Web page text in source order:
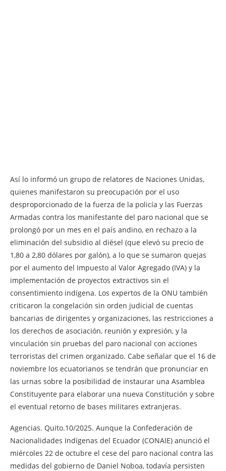
Así lo informó un grupo de relatores de Naciones Unidas,
quienes manifestaron su preocupación por el uso
desproporcionado de la fuerza de la policía y las Fuerzas
Armadas contra los manifestante del paro nacional que se
prolongó por un mes en el país andino, en rechazo a la
eliminación del subsidio al diésel (que elevó su precio de
1,80 a 2,80 dólares por galón), a lo que se sumaron quejas
por el aumento del Impuesto al Valor Agregado (IVA) y la
implementación de proyectos extractivos sin el
consentimiento indígena. Los expertos de la ONU también
criticaron la congelación sin orden judicial de cuentas
bancarias de dirigentes y organizaciones, las restricciones a
los derechos de asociación, reunión y expresión, y la
vinculación sin pruebas del paro nacional con acciones
terroristas del crimen organizado. Cabe señalar que el 16 de
noviembre los ecuatorianos se tendrán que pronunciar en
las urnas sobre la posibilidad de instaurar una Asamblea
Constituyente para elaborar una nueva Constitución y sobre
el eventual retorno de bases militares extranjeras.
Agencias. Quito.10/2025. Aunque la Confederación de
Nacionalidades Indígenas del Ecuador (CONAIE) anunció el
miércoles 22 de octubre el cese del paro nacional contra las
medidas del gobierno de Daniel Noboa, todavía persisten